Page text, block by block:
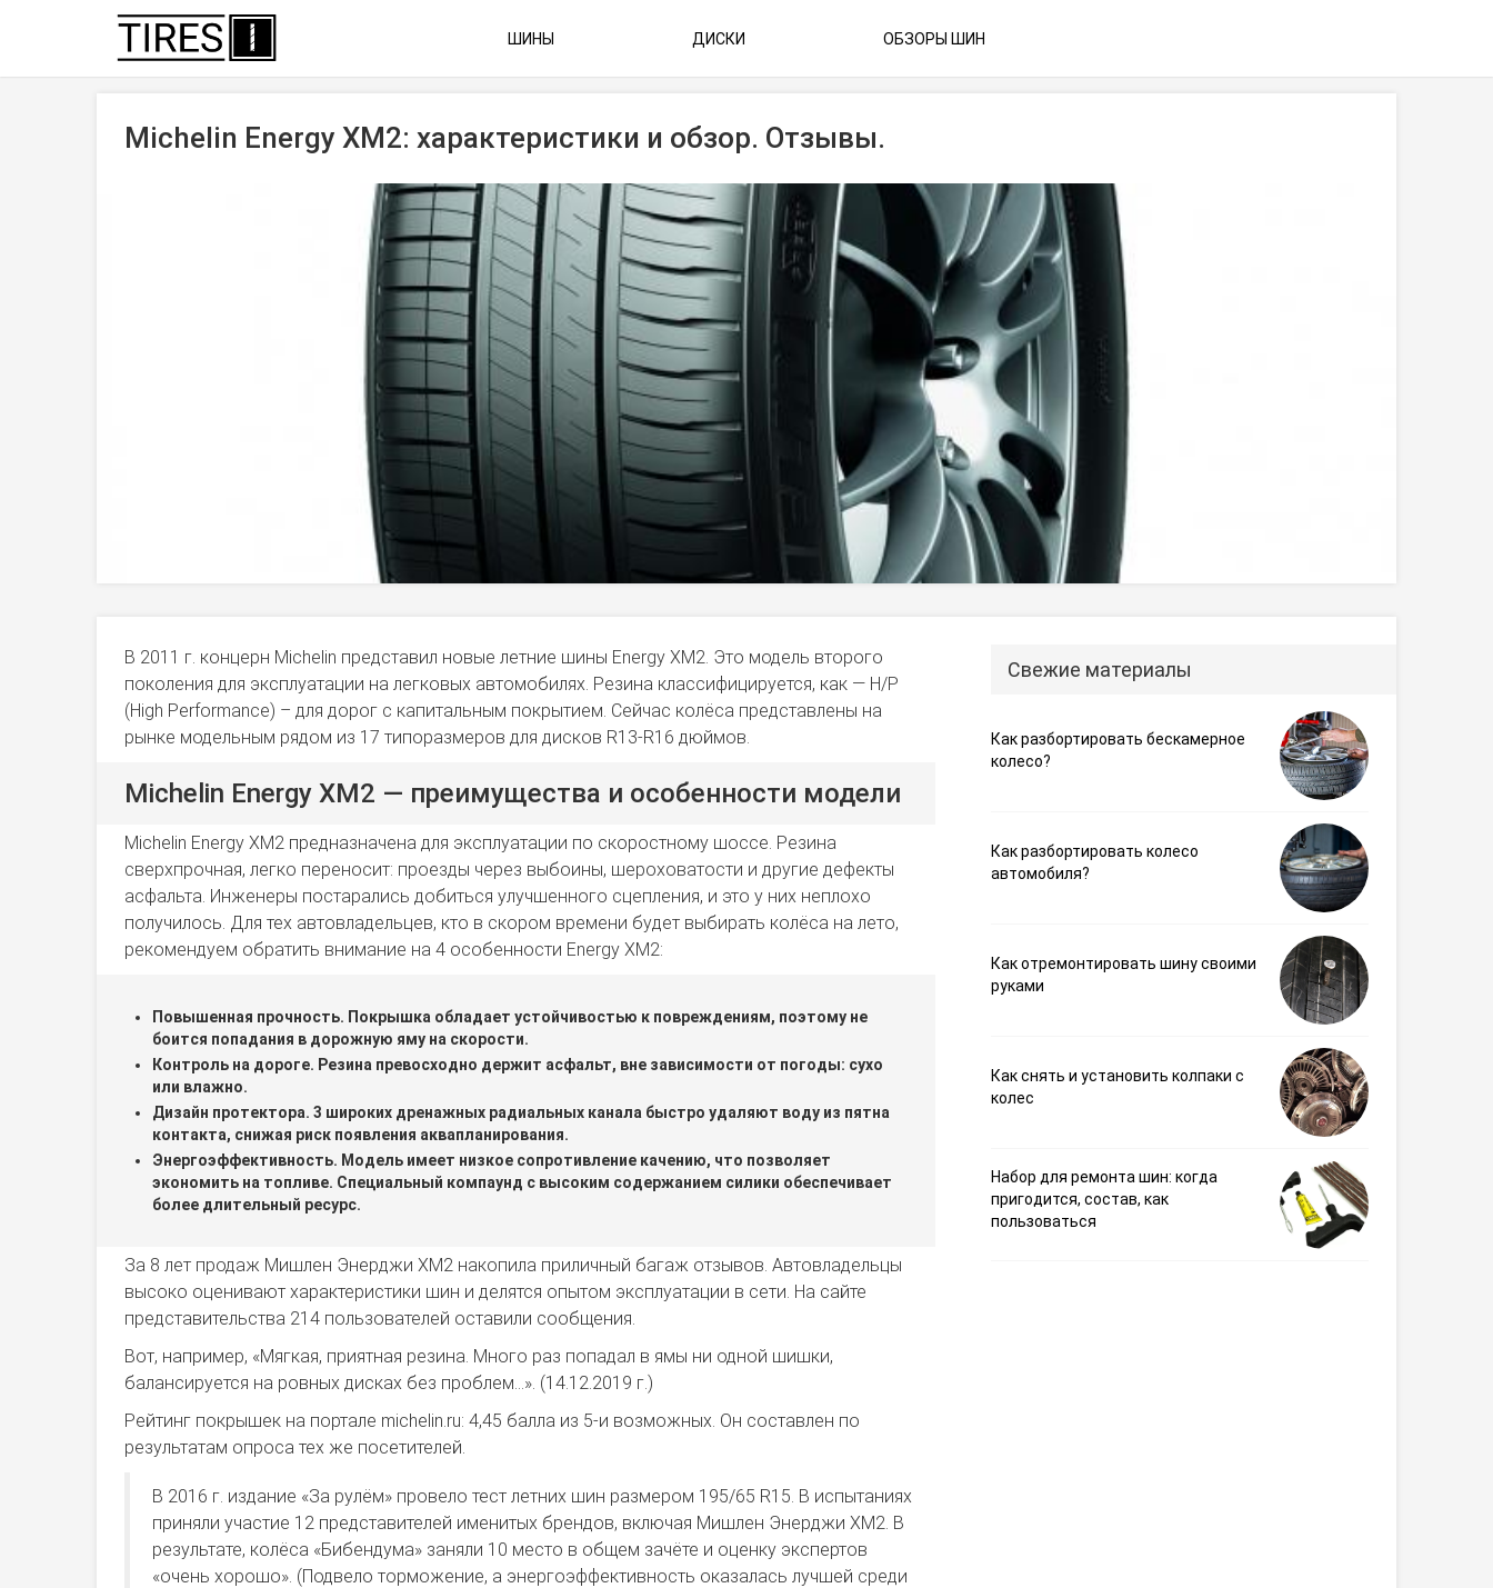
ШИНЫ ДИСКИ ОБЗОРЫ ШИН
Michelin Energy XM2: характеристики и обзор. Отзывы.
В 2011 г. концерн Michelin представил новые летние шины Energy XM2. Это модель второго
поколения для эксплуатации на легковых автомобилях. Резина классифицируется, как — H/P
(High Performance) – для дорог с капитальным покрытием. Сейчас колёса представлены на
рынке модельным рядом из 17 типоразмеров для дисков R13-R16 дюймов.
Michelin Energy XM2 — преимущества и особенности модели
Michelin Energy XM2 предназначена для эксплуатации по скоростному шоссе. Резина
сверхпрочная, легко переносит: проезды через выбоины, шероховатости и другие дефекты
асфальта. Инженеры постарались добиться улучшенного сцепления, и это у них неплохо
получилось. Для тех автовладельцев, кто в скором времени будет выбирать колёса на лето,
рекомендуем обратить внимание на 4 особенности Energy XM2:
Повышенная прочность. Покрышка обладает устойчивостью к повреждениям, поэтому не
боится попадания в дорожную яму на скорости.
Контроль на дороге. Резина превосходно держит асфальт, вне зависимости от погоды: сухо
или влажно.
Дизайн протектора. 3 широких дренажных радиальных канала быстро удаляют воду из пятна
контакта, снижая риск появления аквапланирования.
Энергоэффективность. Модель имеет низкое сопротивление качению, что позволяет
экономить на топливе. Специальный компаунд с высоким содержанием силики обеспечивает
более длительный ресурс.
За 8 лет продаж Мишлен Энерджи ХМ2 накопила приличный багаж отзывов. Автовладельцы
высоко оценивают характеристики шин и делятся опытом эксплуатации в сети. На сайте
представительства 214 пользователей оставили сообщения.
Вот, например, «Мягкая, приятная резина. Много раз попадал в ямы ни одной шишки,
балансируется на ровных дисках без проблем…». (14.12.2019 г.)
Рейтинг покрышек на портале michelin.ru: 4,45 балла из 5-и возможных. Он составлен по
результатам опроса тех же посетителей.
В 2016 г. издание «За рулём» провело тест летних шин размером 195/65 R15. В испытаниях
приняли участие 12 представителей именитых брендов, включая Мишлен Энерджи ХМ2. В
результате, колёса «Бибендума» заняли 10 место в общем зачёте и оценку экспертов
«очень хорошо». (Подвело торможение, а энергоэффективность оказалась лучшей среди
Свежие материалы
Как разбортировать бескамерное
колесо?
Как разбортировать колесо
автомобиля?
Как отремонтировать шину своими
руками
Как снять и установить колпаки с
колес
Набор для ремонта шин: когда
пригодится, состав, как
пользоваться